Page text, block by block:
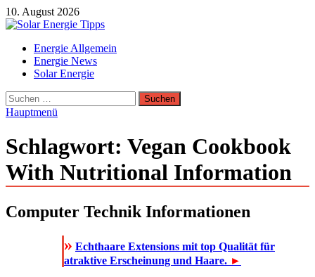
Zum
Inhalt
10. August 2026
Solar Energie Tipps
Solar Energie und Photovoltaik Informationen und Tipps
Energie Allgemein
Energie News
Solar Energie
Suchen
nach:
Hauptmenü
Schlagwort: Vegan Cookbook
With Nutritional Information
Computer Technik Informationen
» Echthaare Extensions mit top Qualität für
atraktive Erscheinung und Haare. ►